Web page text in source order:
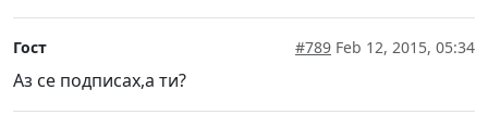
Гост #789 Feb 12, 2015, 05:34
Аз се подписах,а ти?